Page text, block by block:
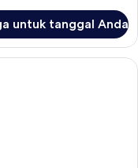
untuk tanggal Anda
2 kamar tidur (Morea) |